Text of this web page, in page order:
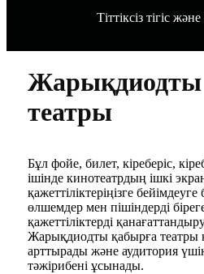
Тіттіксіз тігіс
Жарықдиодты
театры
Бұл фойе, билет, кіреберіс,
ішінде кинотеатрдың ішкі
қажеттіліктеріңізге
өлшемдер мен пішіндерді
қажеттіліктерді
Жарықдиодты қабырға театры
арттырады және аудитория
тәжірибені ұсынады.